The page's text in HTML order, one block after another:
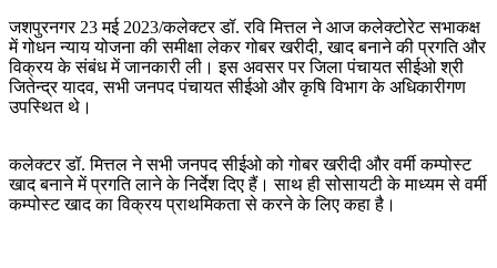
जशपुरनगर 23 मई 2023/कलेक्टर डॉ. रवि मित्तल ने आज कलेक्टोरेट सभाकक्ष
में गोधन न्याय योजना की समीक्षा लेकर गोबर खरीदी, खाद बनाने की प्रगति और
विक्रय के संबंध में जानकारी ली। इस अवसर पर जिला पंचायत सीईओ श्री
जितेन्द्र यादव, सभी जनपद पंचायत सीईओ और कृषि विभाग के अधिकारीगण
उपस्थित थे।
कलेक्टर डॉ. मित्तल ने सभी जनपद सीईओ को गोबर खरीदी और वर्मी कम्पोस्ट
खाद बनाने में प्रगति लाने के निर्देश दिए हैं। साथ ही सोसायटी के माध्यम से वर्मी
कम्पोस्ट खाद का विक्रय प्राथमिकता से करने के लिए कहा है।